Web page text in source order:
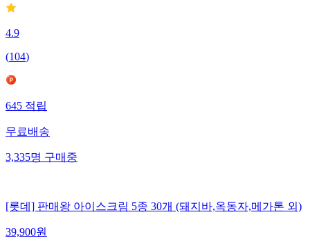
4.9
(104)
645적립
무료배송
3,335명구매중
[롯데] 판매왕 아이스크림 5종 30개 (돼지바,옥동자,메가톤 외)
39,900원